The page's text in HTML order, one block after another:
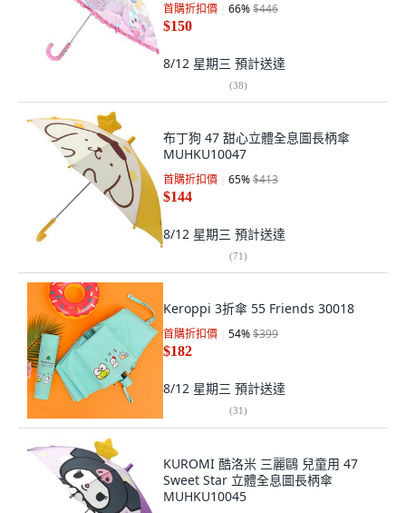
首購折扣價 66%$446
$150
8/12 星期三 預計送達
(38)
布丁狗 47 甜心立體全息圖長柄傘
MUHKU10047
首購折扣價 65%$413
$144
8/12 星期三 預計送達
(71)
Keroppi 3折傘 55 Friends 30018
首購折扣價 54%$399
$182
8/12 星期三 預計送達
(31)
KUROMI 酷洛米 三麗鷗 兒童用 47
Sweet Star 立體全息圖長柄傘
MUHKU10045